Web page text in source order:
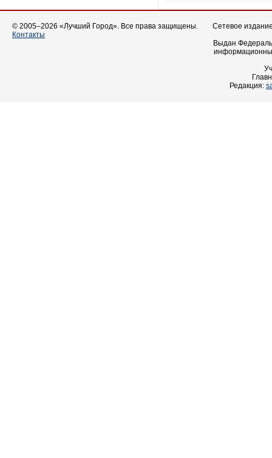
© 2005–2026 «Лучший Город». Все права защищены.
Контакты
Сетевое
Выдан
Редакция: